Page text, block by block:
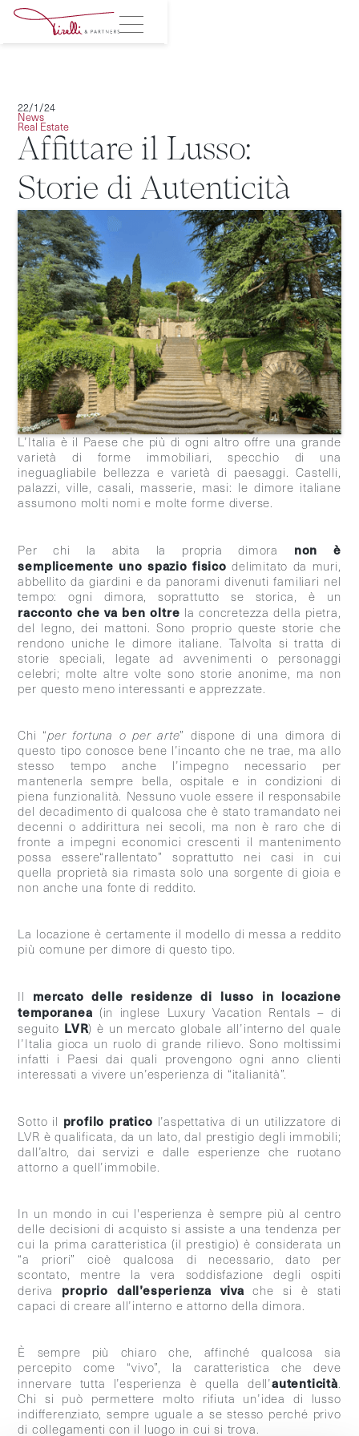
22/1/24
News
Real Estate
Affittare il Lusso:
Storie di Autenticità
L’Italia è il Paese che più di ogni altro offre una grande
varietà di forme immobiliari, specchio di una
ineguagliabile bellezza e varietà di paesaggi. Castelli,
palazzi, ville, casali, masserie, masi: le dimore italiane
assumono molti nomi e molte forme diverse.
Per chi la abita la propria dimora non è
semplicemente uno spazio fisico delimitato da muri,
abbellito da giardini e da panorami divenuti familiari nel
tempo: ogni dimora, soprattutto se storica, è un
racconto che va ben oltre la concretezza della pietra,
del legno, dei mattoni. Sono proprio queste storie che
rendono uniche le dimore italiane. Talvolta si tratta di
storie speciali, legate ad avvenimenti o personaggi
celebri; molte altre volte sono storie anonime, ma non
per questo meno interessanti e apprezzate.
Chi “per fortuna o per arte” dispone di una dimora di
questo tipo conosce bene l’incanto che ne trae, ma allo
stesso tempo anche l’impegno necessario per
mantenerla sempre bella, ospitale e in condizioni di
piena funzionalità. Nessuno vuole essere il responsabile
del decadimento di qualcosa che è stato tramandato nei
decenni o addirittura nei secoli, ma non è raro che di
fronte a impegni economici crescenti il mantenimento
possa essere“rallentato” soprattutto nei casi in cui
quella proprietà sia rimasta solo una sorgente di gioia e
non anche una fonte di reddito.
La locazione è certamente il modello di messa a reddito
più comune per dimore di questo tipo.
Il mercato delle residenze di lusso in locazione
temporanea (in inglese Luxury Vacation Rentals – di
seguito LVR) è un mercato globale all’interno del quale
l’Italia gioca un ruolo di grande rilievo. Sono moltissimi
infatti i Paesi dai quali provengono ogni anno clienti
interessati a vivere un’esperienza di “italianità”.
Sotto il profilo pratico l’aspettativa di un utilizzatore di
LVR è qualificata, da un lato, dal prestigio degli immobili;
dall’altro, dai servizi e dalle esperienze che ruotano
attorno a quell’immobile.
In un mondo in cui l'esperienza è sempre più al centro
delle decisioni di acquisto si assiste a una tendenza per
cui la prima caratteristica (il prestigio) è considerata un
“a priori” cioè qualcosa di necessario, dato per
scontato, mentre la vera soddisfazione degli ospiti
deriva proprio dall’esperienza viva che si è stati
capaci di creare all’interno e attorno della dimora.
È sempre più chiaro che, affinché qualcosa sia
percepito come “vivo”, la caratteristica che deve
innervare tutta l’esperienza è quella dell’autenticità.
Chi si può permettere molto rifiuta un’idea di lusso
indifferenziato, sempre uguale a se stesso perché privo
di collegamenti con il luogo in cui si trova.